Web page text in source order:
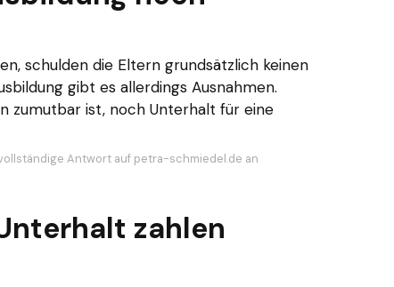
schulden die Eltern grundsätzlich keinen
gibt es allerdings Ausnahmen.
zumutbar ist, noch Unterhalt für eine
Antwort auf petra-schmiedel.de an
zahlen